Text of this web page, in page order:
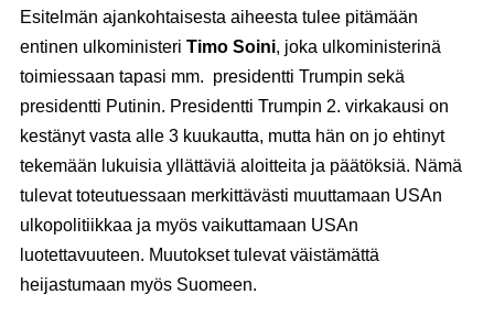
Esitelmän ajankohtaisesta aiheesta tulee pitämään
entinen ulkoministeri Timo Soini, joka ulkoministerinä
toimiessaan tapasi mm. presidentti Trumpin sekä
presidentti Putinin. Presidentti Trumpin 2. virkakausi on
kestänyt vasta alle 3 kuukautta, mutta hän on jo ehtinyt
tekemään lukuisia yllättäviä aloitteita ja päätöksiä. Nämä
tulevat toteutuessaan merkittävästi muuttamaan USAn
ulkopolitiikkaa ja myös vaikuttamaan USAn
luotettavuuteen. Muutokset tulevat väistämättä
heijastumaan myös Suomeen.